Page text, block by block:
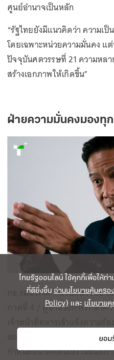
ศูนย์อำนาจเป็นหลัก
“รัฐไทยยังมีแนวคิดว่า ความเ
โดยเฉพาะหน่วยความมั่นคง แ
ปัจจุบันศตวรรษที่ 21 ความหล
สร้างเอกภาพให้เกิดขึ้น”
ฝ่ายความมั่นคงมองทุ
กอ.รมน.ภาค 4 ส่วนหน้า โดย
ภาคที่ 4 / ผู้อำนวยการรักษาค
สถานีตำรวจภูธรเมืองปัตตานี
กำหนดอนาคตตนเองในสันติ
ไทยรัฐออนไลน์ ใช้คุกกี้เพื่อให้ท่
ที่ดียิ่งขึ้นอ่านนโยบายคุ้มคร
Policy) และนโยบาย
ยอ